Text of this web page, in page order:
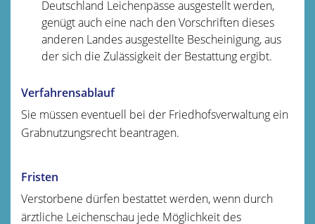
Deutschland Leichenpässe ausgestellt werden,
genügt auch eine nach den Vorschriften dieses
anderen Landes ausgestellte Bescheinigung, aus
der sich die Zulässigkeit der Bestattung ergibt.
Verfahrensablauf
Sie müssen eventuell bei der Friedhofsverwaltung ein
Grabnutzungsrecht beantragen.
Fristen
Verstorbene dürfen bestattet werden, wenn durch
ärztliche Leichenschau jede Möglichkeit des